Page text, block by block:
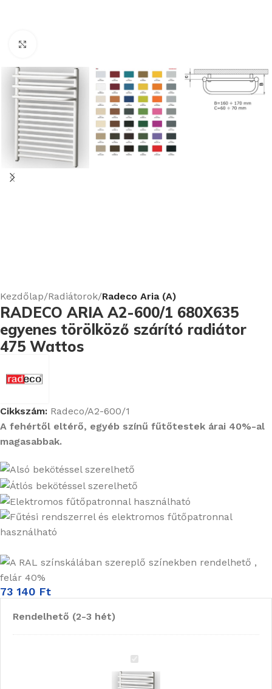
Kezdőlap Radiátorok Radeco Aria (A)
RADECO ARIA A2-600/1 680X635
egyenes törölköző szárító radiátor
475 Wattos
Cikkszám: Radeco/A2-600/1
A fehértől eltérő, egyéb színű fűtőtestek árai 40%-al
magasabbak.
73 140 Ft
Rendelhető (2-3 hét)
RADECO
ARIA